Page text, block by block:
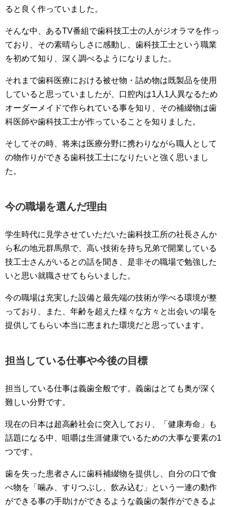
ると良く作っていました。
そんな中、あるTV番組で歯科技工士の人がジオラマを作っ
ており、その素晴らしさに感動し、歯科技工士という職業
を初めて知り、深く調べるようになりました。
それまで歯科医療における被せ物・詰め物は既製品を使用
していると思っていましたが、口腔内は1人1人異なるため
オーダーメイドで作られている事を知り、その補綴物は歯
科医師や歯科技工士が作っていることを知りました。
そしてその時、将来は医療分野に携わりながら職人として
の物作りができる歯科技工士になりたいと強く思いまし
た。
今の職場を選んだ理由
学生時代に見学させていただいた歯科技工所の社長さんか
ら私の地元群馬県で、高い技術を持ち兄弟で開業している
技工士さんがいるとの話を聞き、是非その職場で勉強した
いと思い就職させてもらいました。
今の職場は充実した設備と最先端の技術が学べる環境が整
っており、また、年齢を超えた様々な方々と出会いの場を
提供してもらい本当に恵まれた環境だと思っています。
担当している仕事や今後の目標
担当している仕事は義歯全般です。義歯はとても奥が深く
難しい分野です。
現在の日本は超高齢社会に突入しており、「健康寿命」も
話題になる中、咀嚼は生涯健康でいるための大事な要素の1
つです。
歯を失った患者さんに歯科補綴物を提供し、自分の口で食
べ物を「噛み、すりつぶし、飲み込む」という一連の動作
ができる事の手助けができるような義歯の製作ができるよ